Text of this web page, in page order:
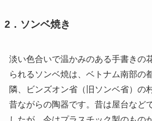
2．ソンベ焼き
淡い色合いで温かみのある手書きの
られるソンベ焼は、ベトナム南部の
隣、ビンズオン省（旧ソンベ省）の
昔ながらの陶器です。昔は屋台など